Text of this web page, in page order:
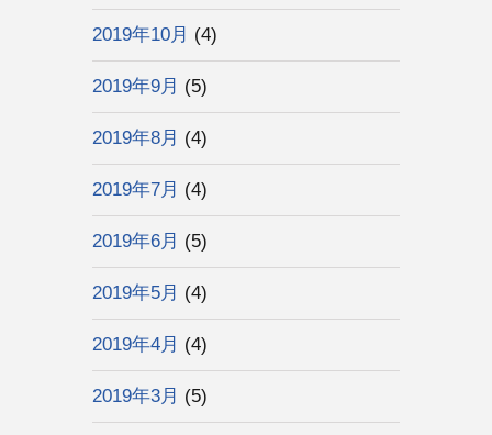
2019年10月 (4)
2019年9月 (5)
2019年8月 (4)
2019年7月 (4)
2019年6月 (5)
2019年5月 (4)
2019年4月 (4)
2019年3月 (5)